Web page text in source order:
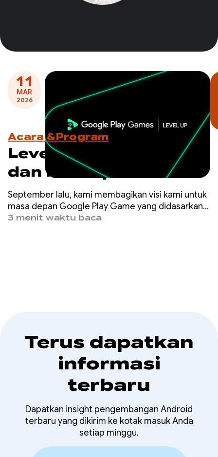
11
MAR
2026
Acara &Program
Level Up: Uji Sidekick
dan bersiaplah untuk
pencapaian program
mendatang
September lalu, kami membagikan visi kami untuk
masa depan Google Play Game yang didasarkan
pada keyakinan inti: cara terbaik untuk
3 menit waktu baca
Terus dapatkan
informasi
terbaru
Dapatkan insight pengembangan Android
terbaru yang dikirim ke kotak masuk Anda
setiap minggu.